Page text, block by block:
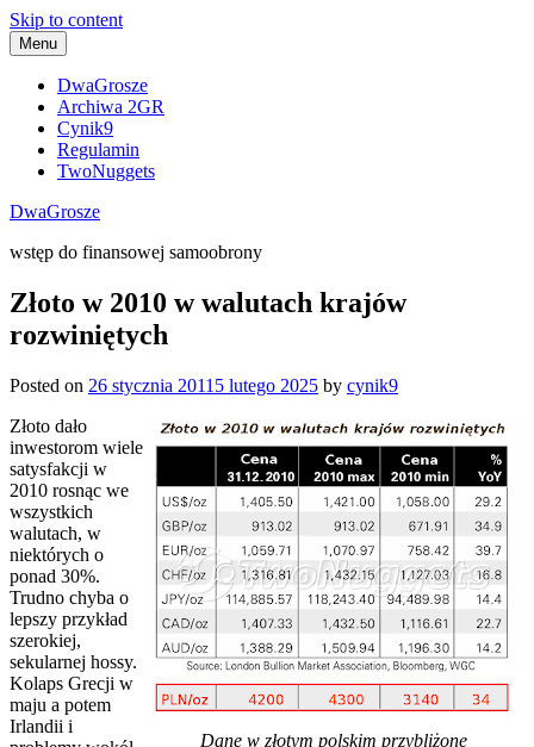
Skip to content
Menu
DwaGrosze
Archiwa 2GR
Cynik9
Regulamin
TwoNuggets
DwaGrosze
wstęp do finansowej samoobrony
Złoto w 2010 w walutach krajów
rozwiniętych
Posted on 26 stycznia 2011 5 lutego 2025 by cynik9
Dane w złotym polskim przybliżone
Złoto dało
inwestorom wiele
satysfakcji w
2010 rosnąc we
wszystkich
walutach, w
niektórych o
ponad 30%.
Trudno chyba o
lepszy przykład
szerokiej,
sekularnej hossy.
Kolaps Grecji w
maju a potem
Irlandii i